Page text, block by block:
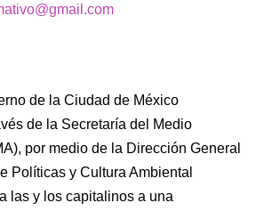
de la Ciudad de México
de la Secretaría del Medio
por medio de la Dirección General
Políticas y Cultura Ambiental
las y los capitalinos a una